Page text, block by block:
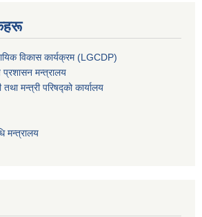
विकास कार्यक्रम (LGCDP)
प्रशासन मन्त्रालय
मन्त्री परिषद्को कार्यालय
मन्त्रालय